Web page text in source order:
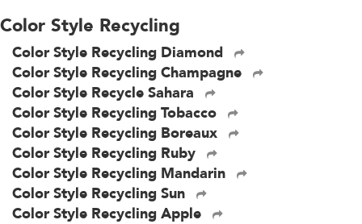
Color Style Recycling
Color Style Recycling Diamond
Color Style Recycling Champagne
Color Style Recycle Sahara
Color Style Recycling Tobacco
Color Style Recycling Boreaux
Color Style Recycling Ruby
Color Style Recycling Mandarin
Color Style Recycling Sun
Color Style Recycling Apple